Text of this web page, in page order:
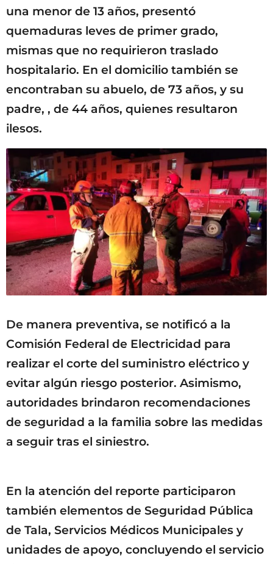
una menor de 13 años, presentó
quemaduras leves de primer grado,
mismas que no requirieron traslado
hospitalario. En el domicilio también se
encontraban su abuelo, de 73 años, y su
padre, , de 44 años, quienes resultaron
ilesos.
De manera preventiva, se notificó a la
Comisión Federal de Electricidad para
realizar el corte del suministro eléctrico y
evitar algún riesgo posterior. Asimismo,
autoridades brindaron recomendaciones
de seguridad a la familia sobre las medidas
a seguir tras el siniestro.
En la atención del reporte participaron
también elementos de Seguridad Pública
de Tala, Servicios Médicos Municipales y
unidades de apoyo, concluyendo el servicio